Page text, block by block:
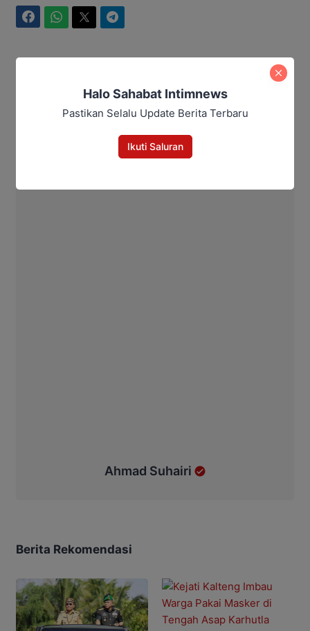
Ahmad Suhairi
Berita Rekomendasi
Halo Sahabat Intimnews
Pastikan Selalu Update Berita Terbaru
Ikuti Saluran